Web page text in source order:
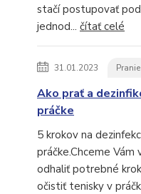
stačí postupovať
jednod... čítať celé
31.01.2023 Pranie
Ako prať a
práčke
5 krokov na
práčke.Chceme Vám
odhaliť potrebné
očistiť tenisky v